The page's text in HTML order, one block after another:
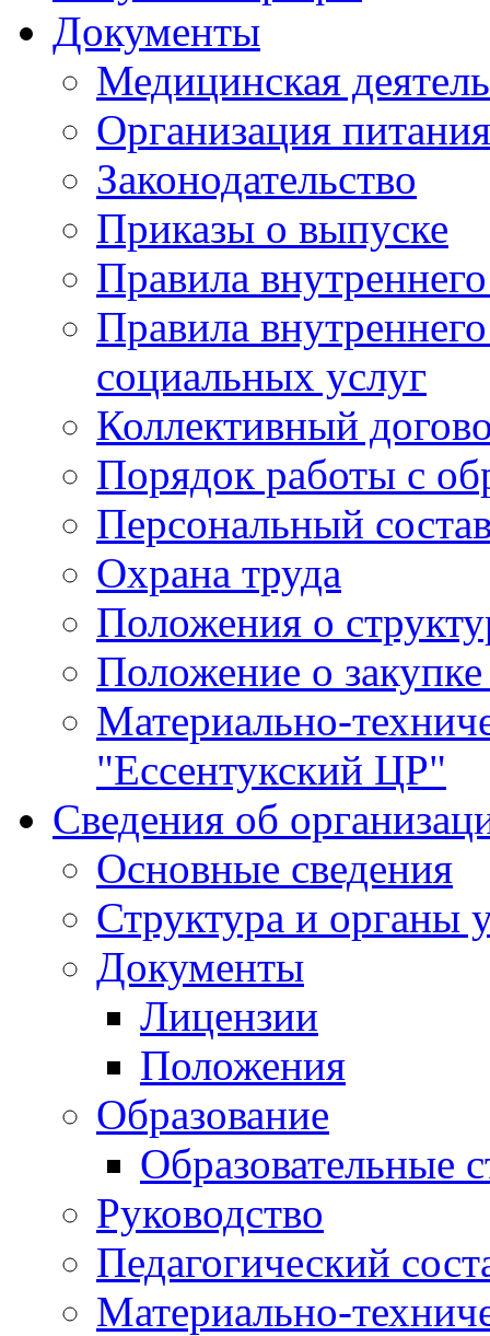
Документы
Медицинская
Организация питания
Законодательство
Приказы о выпуске
Правила
Правила
социальных услуг
Коллективный
Порядок работы с
Персональный
Охрана труда
Положения о
Положение о закупке
Материально-
"Ессентукский ЦР"
Сведения об
Основные сведения
Структура и органы
Документы
Лицензии
Положения
Образование
Образовательные
Руководство
Педагогический
Материально-